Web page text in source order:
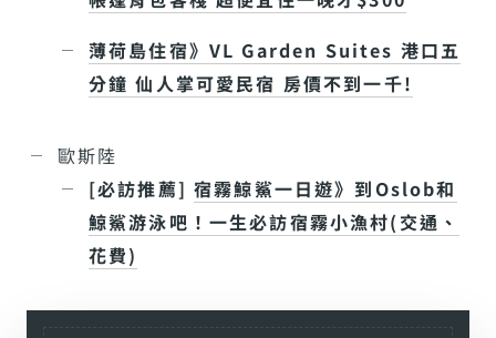
薄荷島住宿》VL Garden Suites 港口五
分鐘 仙人掌可愛民宿 房價不到一千!
歐斯陸
[必訪推薦] 宿霧鯨鯊一日遊》到Oslob和
鯨鯊游泳吧！一生必訪宿霧小漁村(交通、
花費)